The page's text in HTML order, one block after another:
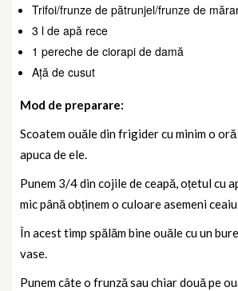
Trifoi/frunze de pătrunjel/frunze de
3 l de apă rece
1 pereche de ciorapi de damă
Ață de cusut
Mod de preparare:
Scoatem ouăle din frigider cu minim o
apuca de ele.
Punem 3/4 din cojile de ceapă, oțetul cu
mic până obținem o culoare asemeni
În acest timp spălăm bine ouăle cu un
vase.
Punem câte o frunză sau chiar două pe